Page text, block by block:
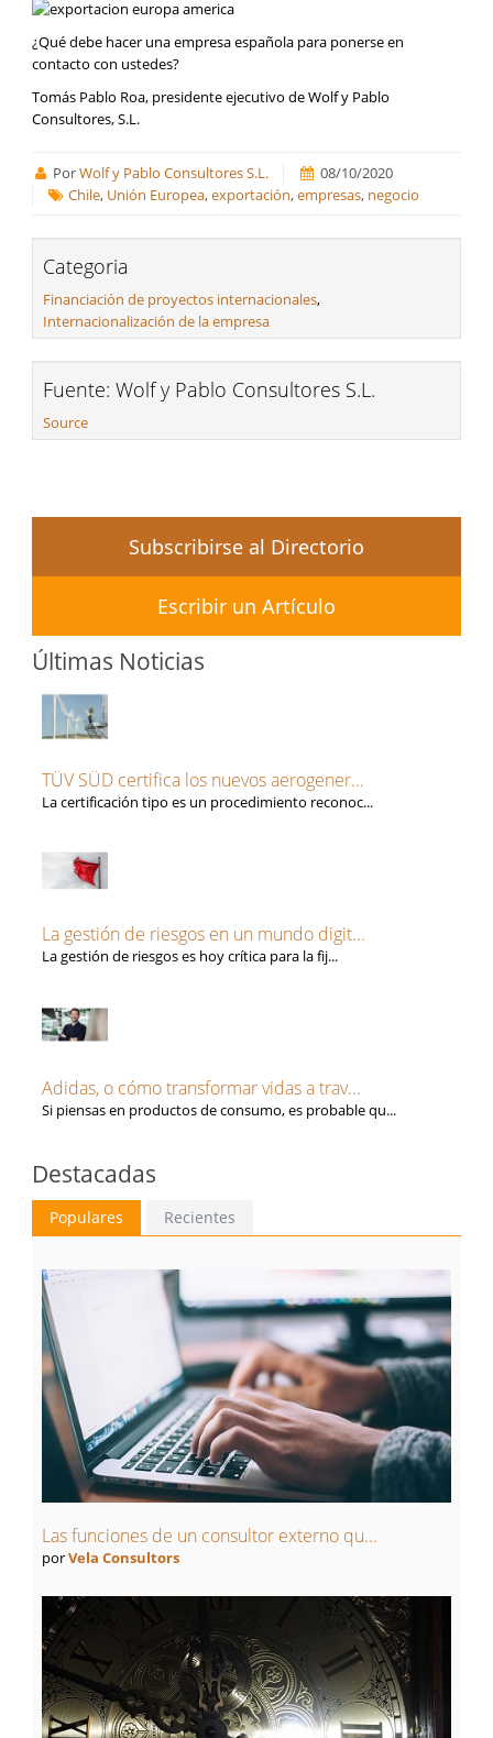
¿Qué debe hacer una empresa española para ponerse en
contacto con ustedes?
Tomás Pablo Roa, presidente ejecutivo de Wolf y Pablo
Consultores, S.L.
PorWolf y Pablo Consultores S.L.
08/10/2020
Chile, Unión Europea,exportación,empresas, negocio
Categoria
Financiación de proyectos internacionales,
Internacionalización de la empresa
Fuente: Wolf y Pablo Consultores S.L.
Source
Subscribirse al Directorio
Escribir un Artículo
Últimas Noticias
TÜV SÜD certifica los nuevos aerogener...
La certificación tipo es un procedimiento reconoc...
La gestión de riesgos en un mundo digit...
La gestión de riesgos es hoy crítica para la fij...
Adidas, o cómo transformar vidas a trav...
Si piensas en productos de consumo, es probable qu...
Destacadas
Populares Recientes
Las funciones de un consultor externo qu...
porVela Consultors